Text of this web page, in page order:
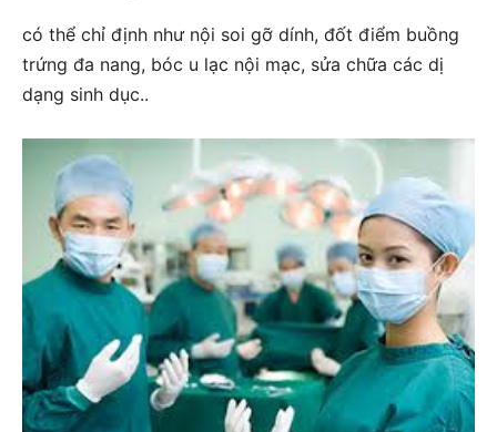
có thể chỉ định như nội soi gỡ dính, đốt điểm buồng
trứng đa nang, bóc u lạc nội mạc, sửa chữa các dị
dạng sinh dục..